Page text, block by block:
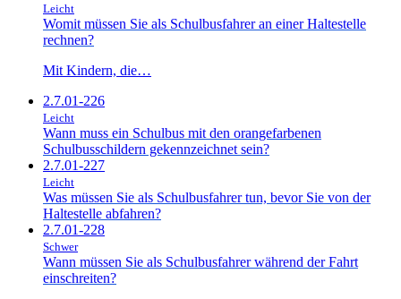
Leicht
Womit müssen Sie als Schulbusfahrer an einer Haltestelle
rechnen?
Mit Kindern, die…
2.7.01-226
Leicht
Wann muss ein Schulbus mit den orangefarbenen
Schulbusschildern gekennzeichnet sein?
2.7.01-227
Leicht
Was müssen Sie als Schulbusfahrer tun, bevor Sie von der
Haltestelle abfahren?
2.7.01-228
Schwer
Wann müssen Sie als Schulbusfahrer während der Fahrt
einschreiten?